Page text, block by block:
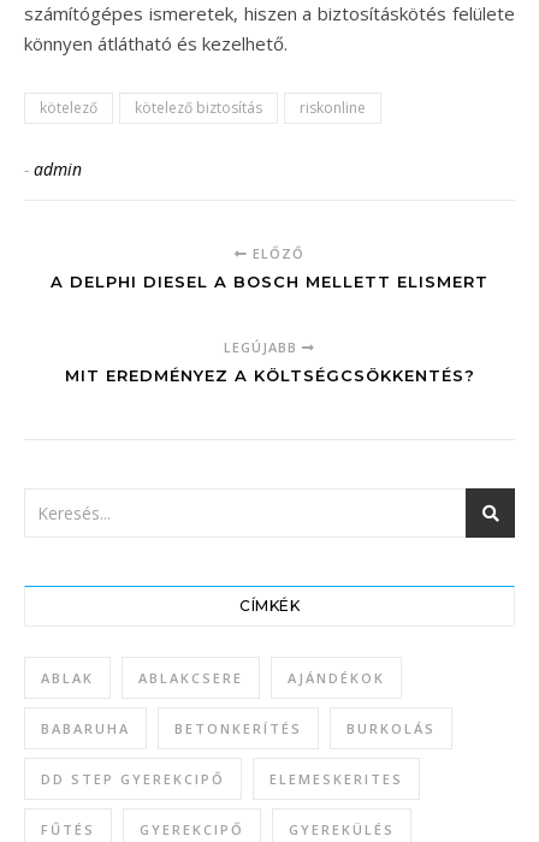
számítógépes ismeretek, hiszen a biztosításkötés felülete
könnyen átlátható és kezelhető.
kötelező kötelező biztosítás riskonline
- admin
ELŐZŐ
A DELPHI DIESEL A BOSCH MELLETT ELISMERT
LEGÚJABB
MIT EREDMÉNYEZ A KÖLTSÉGCSÖKKENTÉS?
CÍMKÉK
ABLAK ABLAKCSERE AJÁNDÉKOK
BABARUHA BETONKERÍTÉS BURKOLÁS
DD STEP GYEREKCIPŐ ELEMESKERITES
FŰTÉS GYEREKCIPŐ GYEREKÜLÉS